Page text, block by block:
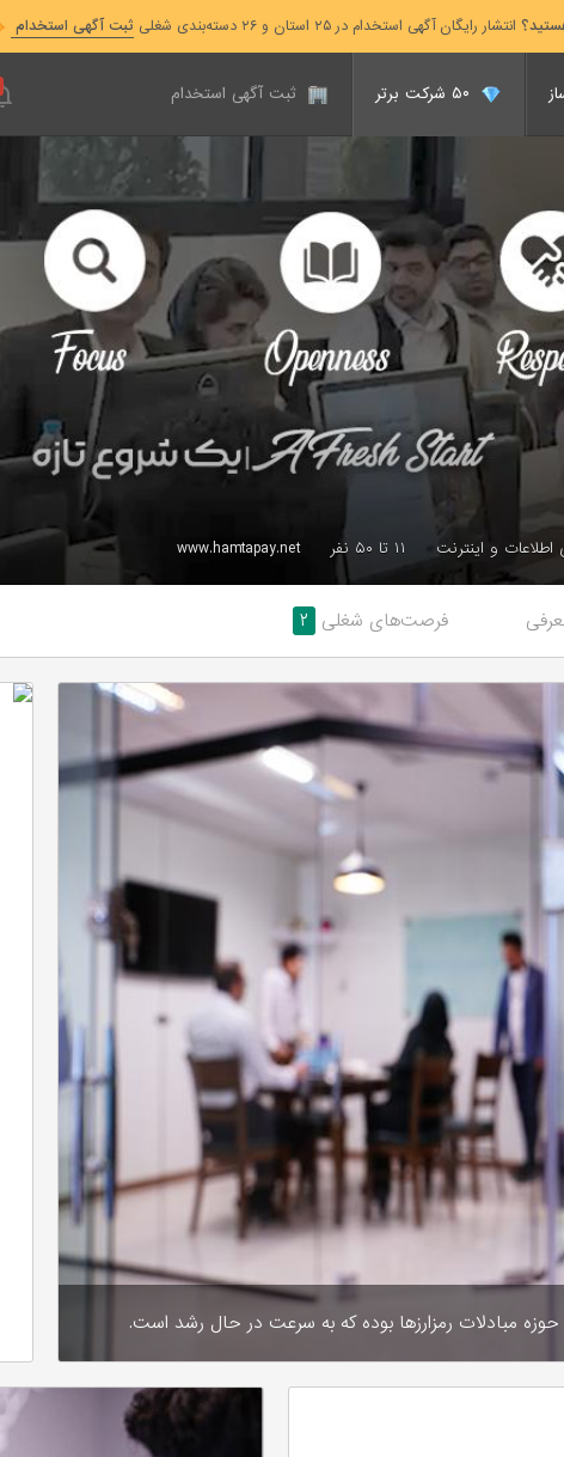
انتشار رایگان آگهی استخدام در ۲۵ استان و ۲۶ دسته‌بندی شغلی ثبت آگهی استخدام
ثبت آگهی استخدام
اطلاعات و اینترنت ۱۱ تا ۵۰ نفر www.hamtapay.net
فرصت‌های شغلی ۲
مبادلات رمزارزها بوده که به سرعت در حال رشد است.